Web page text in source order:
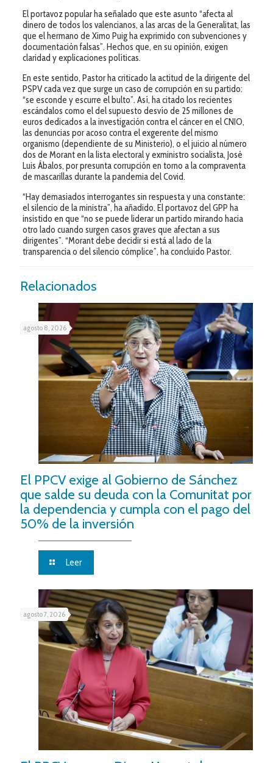
El portavoz popular ha señalado que este asunto “afecta al
dinero de todos los valencianos, a las arcas de la Generalitat, las
que el hermano de Ximo Puig ha exprimido con subvenciones y
documentación falsas”. Hechos que, en su opinión, exigen
claridad y explicaciones políticas.
En este sentido, Pastor ha criticado la actitud de la dirigente del
PSPV cada vez que surge un caso de corrupción en su partido:
“se esconde y escurre el bulto”. Así, ha citado los recientes
escándalos como el del supuesto desvío de 25 millones de
euros dedicados a la investigación contra el cáncer en el CNIO,
las denuncias por acoso contra el exgerente del mismo
organismo (dependiente de su Ministerio), o el juicio al número
dos de Morant en la lista electoral y exministro socialista, José
Luis Ábalos, por presunta corrupción en torno a la compraventa
de mascarillas durante la pandemia del Covid.
“Hay demasiados interrogantes sin respuesta y una constante:
el silencio de la ministra”, ha añadido. El portavoz del GPP ha
insistido en que “no se puede liderar un partido mirando hacia
otro lado cuando surgen casos graves que afectan a sus
dirigentes”. “Morant debe decidir si está al lado de la
transparencia o del silencio cómplice”, ha concluido Pastor.
Relacionados
agosto 8, 2026
El PPCV exige al Gobierno de Sánchez
que salde su deuda con la Comunitat por
la dependencia y cumpla con el pago del
50% de la inversión
Leer
agosto 7, 2026